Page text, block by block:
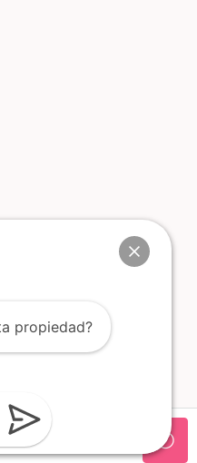
propiedad?